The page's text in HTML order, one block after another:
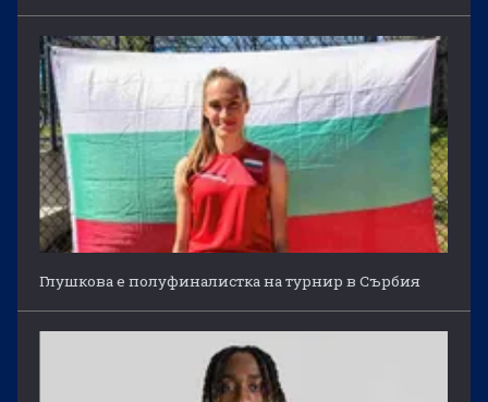
Глушкова е полуфиналистка на турнир в Сърбия